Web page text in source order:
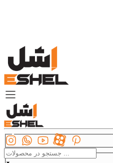
دسته بندی
برودتی و سرمایشی
یخچال کینو